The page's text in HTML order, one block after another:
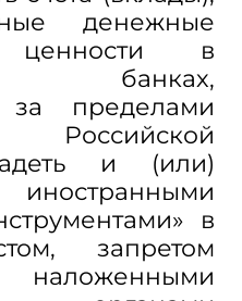
денежные
в
банках,
за пределами
и (или)
в
запретом
наложенными